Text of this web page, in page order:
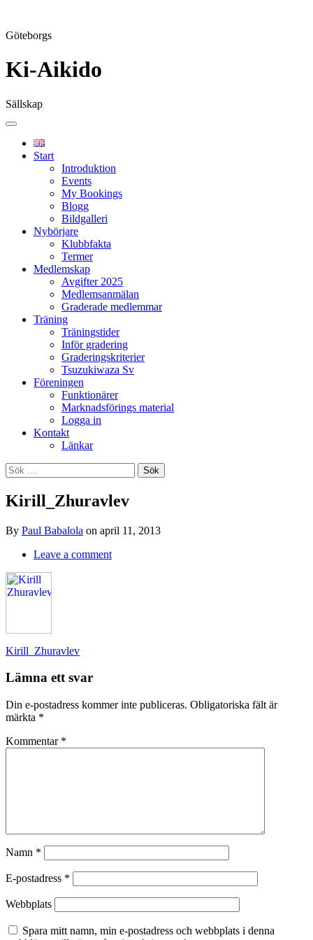
Göteborgs
Ki-Aikido
Sällskap
Skip
contentStart
Introduktion
Events
My Bookings
Blogg
Bildgalleri
Nybörjare
Klubbfakta
Termer
Medlemskap
Avgifter 2025
Medlemsanmälan
Graderade medlemmar
Träning
Träningstider
Inför gradering
Graderingskriterier
Tsuzukiwaza Sv
Föreningen
Funktionärer
Marknadsförings material
Logga in
Kontakt
Länkar
Search
Sök
efter:
Kirill_Zhuravlev
By Paul Babalola on april 11, 2013
Leave a comment
Inläggsnavigering
Kirill_Zhuravlev
Lämna ett svar
Din e-postadress kommer inte publiceras. Obligatoriska fält är
märkta *
Kommentar *
Namn *
E-postadress *
Webbplats
Spara mitt namn, min e-postadress och webbplats i denna